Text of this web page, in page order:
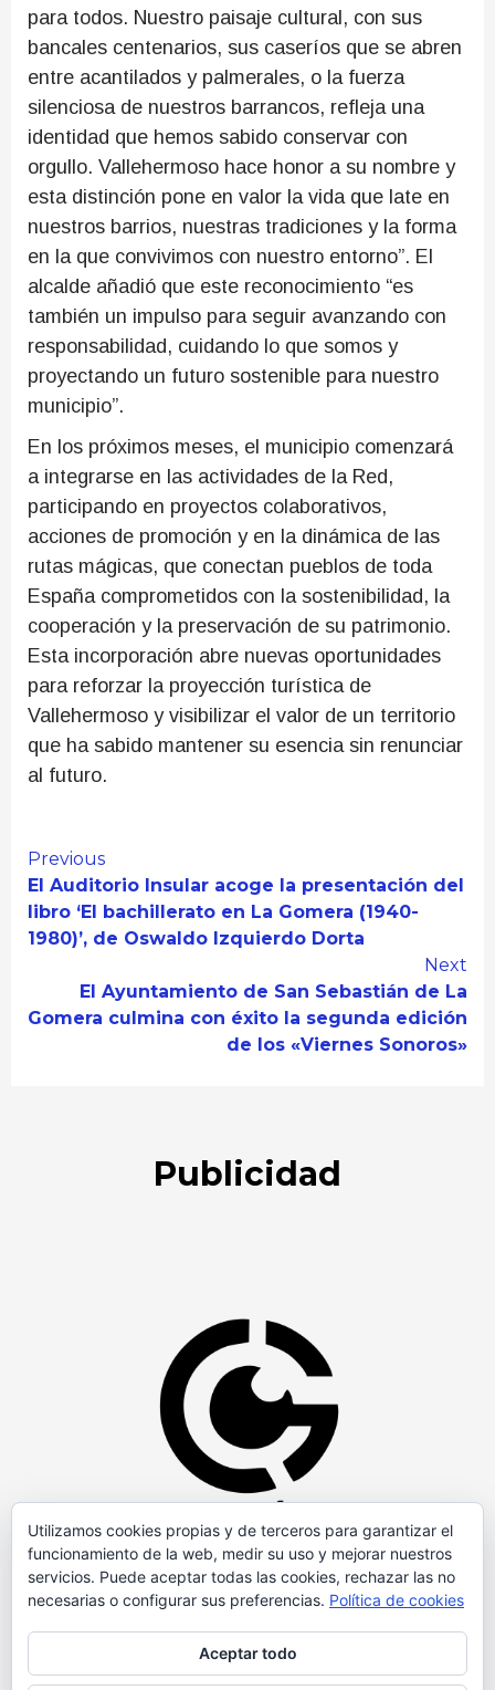
para todos. Nuestro paisaje cultural, con sus
bancales centenarios, sus caseríos que se abren
entre acantilados y palmerales, o la fuerza
silenciosa de nuestros barrancos, refleja una
identidad que hemos sabido conservar con
orgullo. Vallehermoso hace honor a su nombre y
esta distinción pone en valor la vida que late en
nuestros barrios, nuestras tradiciones y la forma
en la que convivimos con nuestro entorno”. El
alcalde añadió que este reconocimiento “es
también un impulso para seguir avanzando con
responsabilidad, cuidando lo que somos y
proyectando un futuro sostenible para nuestro
municipio”.
En los próximos meses, el municipio comenzará
a integrarse en las actividades de la Red,
participando en proyectos colaborativos,
acciones de promoción y en la dinámica de las
rutas mágicas, que conectan pueblos de toda
España comprometidos con la sostenibilidad, la
cooperación y la preservación de su patrimonio.
Esta incorporación abre nuevas oportunidades
para reforzar la proyección turística de
Vallehermoso y visibilizar el valor de un territorio
que ha sabido mantener su esencia sin renunciar
al futuro.
Continue
Reading
Previous
El Auditorio Insular acoge la presentación del
libro ‘El bachillerato en La Gomera (1940-
1980)’, de Oswaldo Izquierdo Dorta
Next
El Ayuntamiento de San Sebastián de La
Gomera culmina con éxito la segunda edición
de los «Viernes Sonoros»
Publicidad
Utilizamos cookies propias y de terceros para garantizar el
funcionamiento de la web, medir su uso y mejorar nuestros
servicios. Puede aceptar todas las cookies, rechazar las no
necesarias o configurar sus preferencias. Política de cookies
Aceptar todo